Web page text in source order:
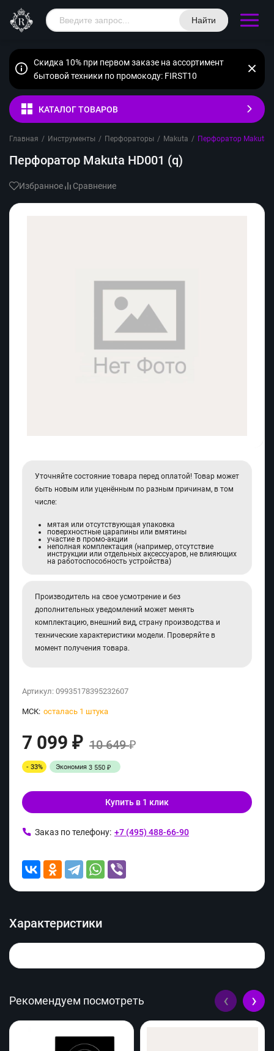
Найти
Скидка 10% при первом заказе на ассортимент
бытовой техники по промокоду: FIRST10
КАТАЛОГ ТОВАРОВ
Главная / Инструменты / Перфораторы / Makuta / Перфоратор Makuta
Перфоратор Makuta HD001 (q)
Избранное Сравнение
Уточняйте состояние товара перед оплатой! Товар может
быть новым или уценённым по разным причинам, в том
числе:
мятая или отсутствующая упаковка
поверхностные царапины или вмятины
участие в промо-акции
неполная комплектация (например, отсутствие
инструкции или отдельных аксессуаров, не влияющих
на работоспособность устройства)
Производитель на свое усмотрение и без
дополнительных уведомлений может менять
комплектацию, внешний вид, страну производства и
технические характеристики модели. Проверяйте в
момент получения товара.
Артикул: 09935178395232607
МСК: осталась 1 штука
7 099 ₽ 10 649₽
- 33% Экономия 3 550 ₽
Купить в 1 клик
Заказ по телефону: +7 (495) 488-66-90
Характеристики
Рекомендуем посмотреть ‹ ›